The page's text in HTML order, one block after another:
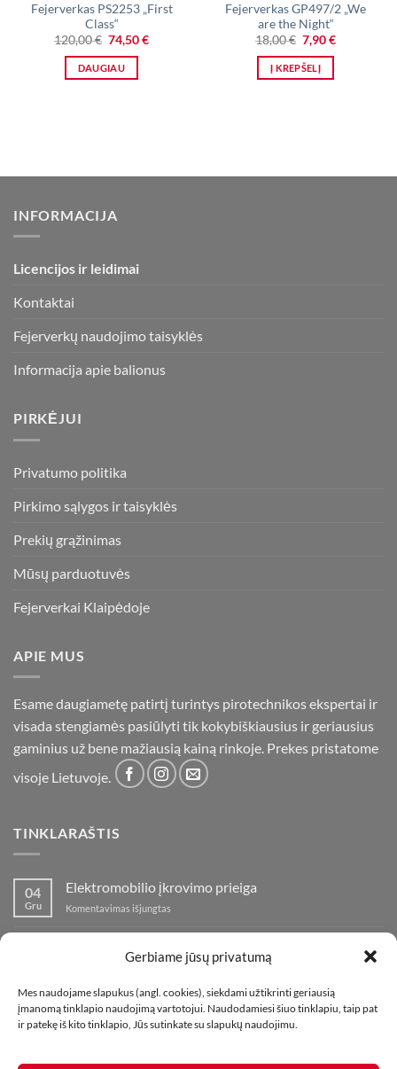
Gerbiame jūsų privatumą
Mes naudojame slapukus (angl. cookies), siekdami užtikrinti geriausią
įmanomą tinklapio naudojimą vartotojui. Naudodamiesi šiuo tinklapiu, taip pat
ir patekę iš kito tinklapio, Jūs sutinkate su slapukų naudojimu.
Fejerverkas PS2253 „First
Class“
120,00€ Original
price
was:
120,00 €.
74,50€Current
DAUGIAU
Fejerverkas GP497/2 „We
are the Night“
18,00€ Original
price
was:
18,00 €.
7,90€Current
Į KREPŠELĮ
INFORMACIJA
Licencijos ir leidimai
Kontaktai
Fejerverkų naudojimo taisyklės
Informacija apie balionus
PIRKĖJUI
Privatumo politika
Pirkimo sąlygos ir taisyklės
Prekių grąžinimas
Mūsų parduotuvės
Fejerverkai Klaipėdoje
APIE MUS
Esame daugiametę patirtį turintys pirotechnikos ekspertai ir
visada stengiamės pasiūlyti tik kokybiškiausius ir geriausius
gaminius už bene mažiausią kainą rinkoje. Prekes pristatome
visoje Lietuvoje.
TINKLARAŠTIS
04
Gru
Elektromobilio įkrovimo prieiga
Komentavimas išjungtas
prieiga
įraše
fejerverkų
parduotuvė
Klaipedoje!
01
Lap
Kaip fotografuoti fejerverkus
Komentavimas išjungtasįraše